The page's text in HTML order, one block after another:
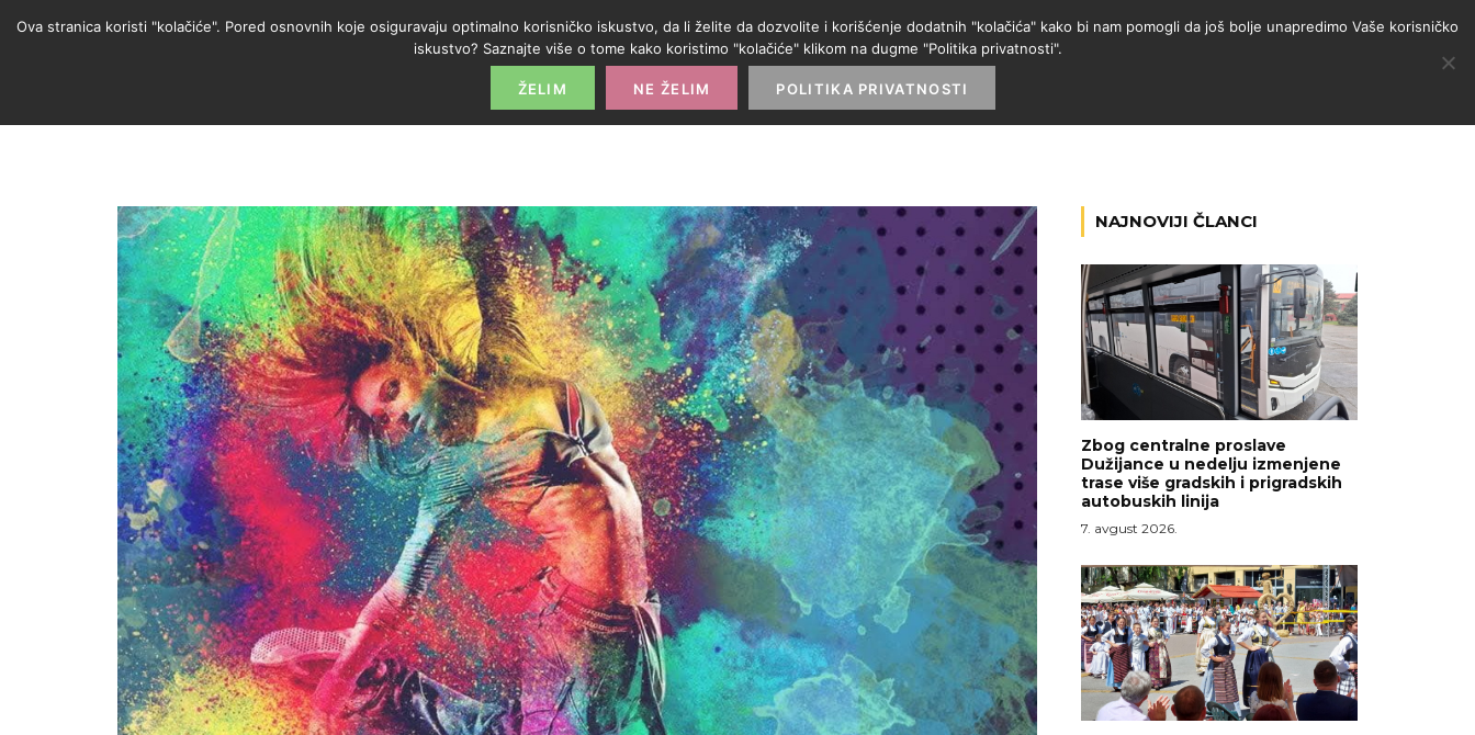
POČETNA PROMO IZLOG PARTNERI KATEGORIJE
NAJNOVIJI ČLANCI
Zbog centralne proslave
Dužijance u nedelju izmenjene
trase više gradskih i prigradskih
autobuskih linija
7. avgust 2026.
Ova stranica koristi "kolačiće". Pored osnovnih koje osiguravaju optimalno korisničko iskustvo, da li želite da dozvolite i korišćenje dodatnih "kolačića" kako bi nam pomogli da još bolje unapredimo Vaše korisničko
iskustvo? Saznajte više o tome kako koristimo "kolačiće" klikom na dugme "Politika privatnosti".
ŽELIM NE ŽELIM POLITIKA PRIVATNOSTI